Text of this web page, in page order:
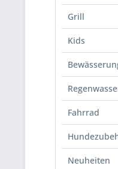
Grill
Kids
Fahrrad
Neuheiten